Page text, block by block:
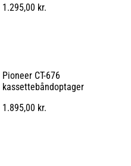
1.295,00 kr.
Pioneer CT-676
kassettebåndoptager
1.895,00 kr.